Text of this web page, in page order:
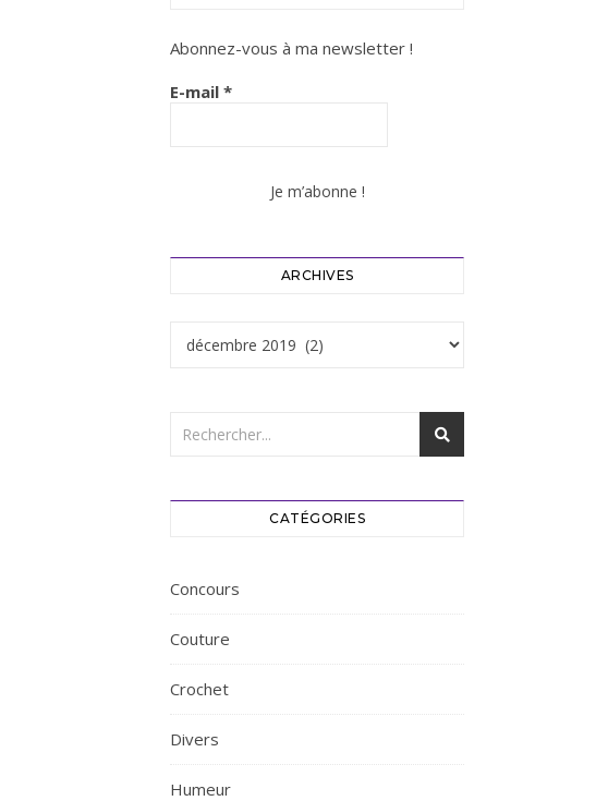
Abonnez-vous à ma newsletter !
E-mail *
ARCHIVES
Archives
CATÉGORIES
Concours
Couture
Crochet
Divers
Humeur